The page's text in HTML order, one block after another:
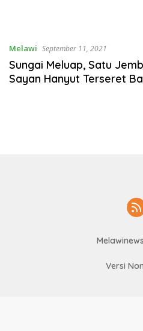
Melawi September 11, 2021
Sungai Meluap, Satu
Sayan Hanyut Terseret
Versi